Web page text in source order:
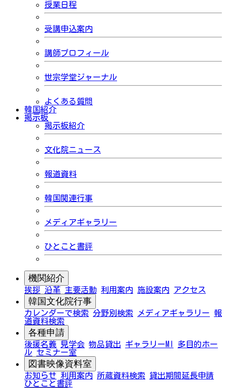
授業日程
受講申込案内
講師プロフィール
世宗学堂ジャーナル
よくある質問
韓国紹介
掲示板
掲示板紹介
文化院ニュース
報道資料
韓国関連行事
メディアギャラリー
ひとこと書評
機関紹介
挨拶 沿革 主要活動 利用案内 施設案内 アクセス
韓国文化院行事
カレンダーで検索 分野別検索 メディアギャラリー 報
道資料検索
各種申請
後援名義 見学会 物品貸出 ギャラリーMI
多目的ホー
ル セミナー室
図書映像資料室
お知らせ 利用案内 所蔵資料検索
貸出期間延長申請
ひとこと書評